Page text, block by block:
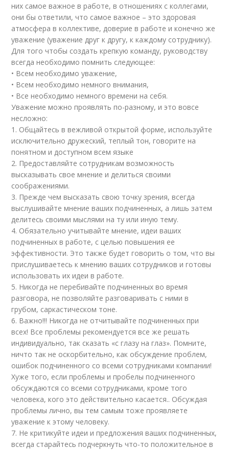
них самое важное в работе, в отношениях с коллегами,
они бы ответили, что самое важное – это здоровая
атмосфера в коллективе, доверие в работе и конечно же
уважение (уважение друг к другу, к каждому сотруднику).
Для того чтобы создать крепкую команду, руководству
всегда необходимо помнить следующее:
• Всем необходимо уважениe,
• Всем необходимо немного внимания,
• Все необходимо немного времени на себя.
Уважение можно проявлять по-разному, и это вовсе
несложно:
1. Общайтесь в вежливой открытой форме, используйте
исключительно дружеский, теплый тон, говорите на
понятном и доступном всем языке
2. Предоставляйте сотрудникам возможность
высказывать свое мнение и делиться своими
соображениями.
3. Прежде чем высказать свою точку зрения, всегда
выслушивайте мнение ваших подчиненных, а лишь затем
делитесь своими мыслями на ту или иную тему.
4. Обязательно учитывайте мнение, идеи ваших
подчиненных в работе, с целью повышения ее
эффективности. Это также будет говорить о том, что вы
прислушиваетесь к мнению ваших сотрудников и готовы
использовать их идеи в работе.
5. Никогда не перебивайте подчиненных во время
разговора, не позволяйте разговаривать с ними в
грубом, саркастическом тоне.
6. Важно!!! Никогда не отчитывайте подчиненных при
всех! Все проблемы рекомендуется все же решать
индивидуально, так сказать «с глазу на глаз». Помните,
ничто так не оскорбительно, как обсуждение проблем,
ошибок подчиненного со всеми сотрудниками компании!
Хуже того, если проблемы и пробелы подчиненного
обсуждаются со всеми сотрудниками, кроме того
человека, кого это действительно касается.. Обсуждая
проблемы лично, вы тем самым тоже проявляете
уважение к этому человеку.
7. Не критикуйте идеи и предложения ваших подчиненных,
всегда старайтесь подчеркнуть что-то положительное в